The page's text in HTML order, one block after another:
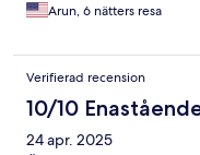
Arun, 6 nätters resa
Verifierad recension
10/10
24 apr. 2025